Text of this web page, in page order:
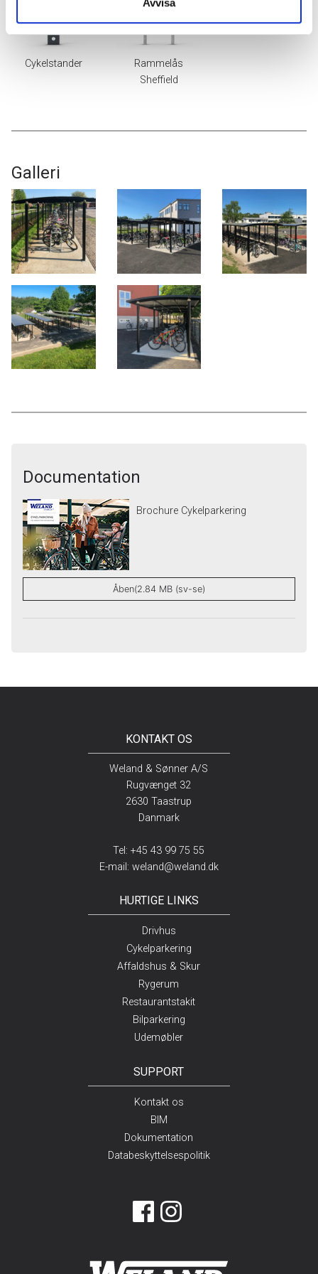
Cykelstander
Rammelås
Sheffield
Galleri
Documentation
Brochure Cykelparkering
Åben(2.84 MB (sv-se)
KONTAKT OS
Weland & Sønner A/S
Rugvænget 32
2630 Taastrup
Danmark
Tel:+45 43 99 75 55
E-mail: weland@weland.dk
HURTIGE LINKS
Drivhus
Cykelparkering
Affaldshus & Skur
Rygerum
Restaurantstakit
Bilparkering
Udemøbler
SUPPORT
Kontakt os
BIM
Dokumentation
Databeskyttelsespolitik